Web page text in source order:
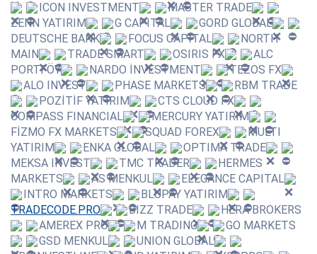
ICON INVESTMENT
MASTER TRADE
ZENN YATIRIM
G CAPITAL
GORD GLOBAL
DEUTSCHE BANK
FOCUS CAPITAL
NORTH
MAIN
TRADE SMART OSIRIS FX
ALC
PORTFÖY
NARDO İNVESTMENT
TEZOS FX
ALO INVEST
PHASE MARKETS
RBM TRADE
POZİTİF YATIRIM
CTS CLOUD FX
COMPASS FINANCIAL
MERCURY YATIRIM
FİZMO FX MARKETS
SQUAD FOREX
MULTI
YATIRIM
ENKA GLOBAL
OPTIMA TRADE
MEKSA INVEST
TMC TRADER
HERMES
MARKETS
AS MENKUL
ELEGANCE CAPITAL
INTRO MARKETS
BLUPAY YATIRIM
TRADECODE.PRO
BIZZ TRADE
HERA BROKERS
AMEREX PRO
M TRADING
GO MARKETS
GSD MENKUL
UNION GLOBAL